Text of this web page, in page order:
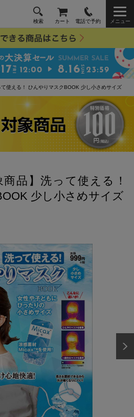
検索 カート 電話で予約 メニュー
使える！ ひんやりマスクBOOK 少し小さめサイズ
商品】洗って使える！
少し小さめサイズ